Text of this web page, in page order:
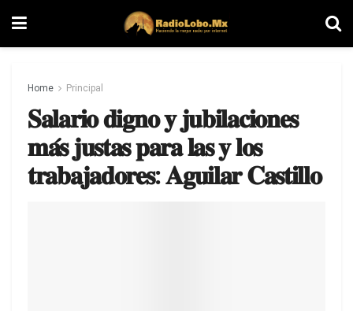
Home Principal
𝐒𝐚𝐥𝐚𝐫𝐢𝐨 𝐝𝐢𝐠𝐧𝐨 𝐲 𝐣𝐮𝐛𝐢𝐥𝐚𝐜𝐢𝐨𝐧𝐞𝐬
𝐦𝐚́𝐬 𝐣𝐮𝐬𝐭𝐚𝐬 𝐩𝐚𝐫𝐚 𝐥𝐚𝐬 𝐲 𝐥𝐨𝐬
𝐭𝐫𝐚𝐛𝐚𝐣𝐚𝐝𝐨𝐫𝐞𝐬: 𝐀𝐠𝐮𝐢𝐥𝐚𝐫 𝐂𝐚𝐬𝐭𝐢𝐥𝐥𝐨